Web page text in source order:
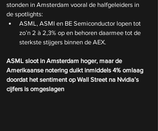
stonden in Amsterdam vooral de halfgeleiders in
de spotlights:
ASML, ASMI en BE Semiconductor lopen tot
zo’n 2 à 2,3% op en behoren daarmee tot de
sterkste stijgers binnen de AEX.
ASML sloot in Amsterdam hoger, maar de
Amerikaanse notering duikt inmiddels 4% omlaag
doordat het sentiment op Wall Street na Nvidia’s
cijfers is omgeslagen